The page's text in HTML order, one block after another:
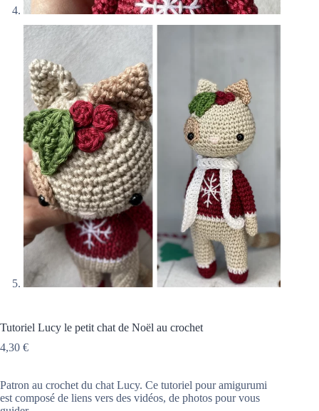
Tutoriel Lucy le petit chat de Noël au crochet
4,30 €
Patron au crochet du chat Lucy. Ce tutoriel pour amigurumi
est composé de liens vers des vidéos, de photos pour vous